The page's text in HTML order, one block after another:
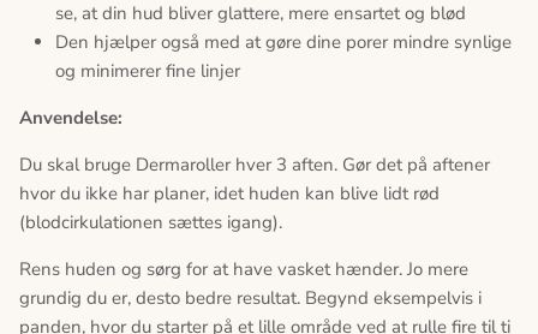
se, at din hud bliver glattere, mere ensartet og blød
Den hjælper også med at gøre dine porer mindre synlige
og minimerer fine linjer
Anvendelse:
Du skal bruge Dermaroller hver 3 aften. Gør det på aftener
hvor du ikke har planer, idet huden kan blive lidt rød
(blodcirkulationen sættes igang).
Rens huden og sørg for at have vasket hænder. Jo mere
grundig du er, desto bedre resultat. Begynd eksempelvis i
panden, hvor du starter på et lille område ved at rulle fire til ti